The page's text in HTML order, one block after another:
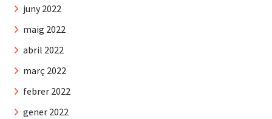
juny 2022
maig 2022
abril 2022
març 2022
febrer 2022
gener 2022